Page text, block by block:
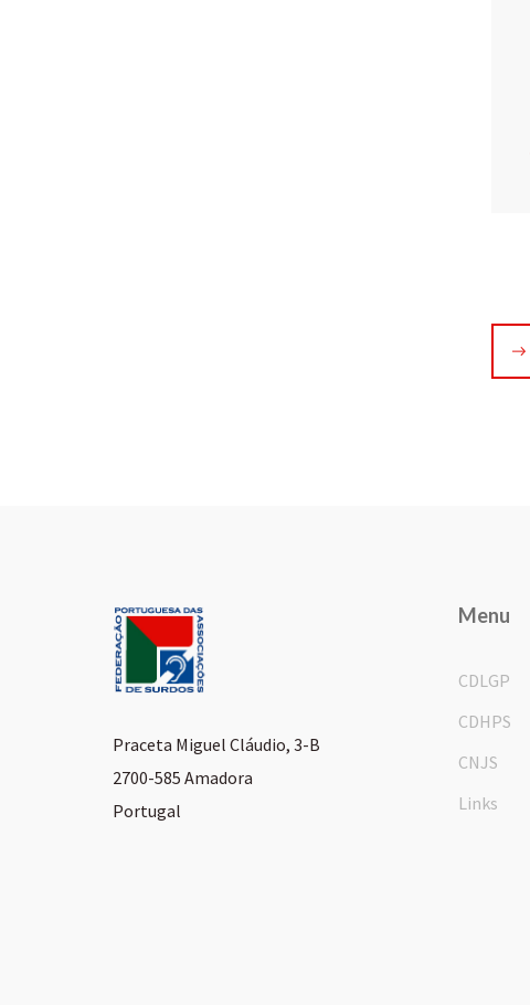
Praceta Miguel Cláudio, 3-B
2700-585 Amadora
Portugal
Menu
CDLGP
CDHPS
CNJS
Links